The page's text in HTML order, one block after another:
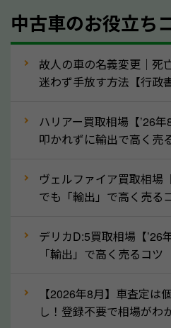
型式／グレード
走行距離（例：約〇万キ
車検の満了日
内装や外装の状態
定を行い高価買取価格をつ
ってきます！
月割りで返還されるものです
還付金は早めに売却するほ
③自動車税の還付金の
中古車のお役立ち
故人の車の名義変更｜死
迷わず手放す方法【行政
ハリアー買取相場【’26
叩かれずに輸出で高く売
ヴェルファイア買取相場
でも「輸出」で高く売る
デリカD:5買取相場【’26
「輸出」で高く売るコツ
【2026年8月】車査定は
し！登録不要で相場がわ